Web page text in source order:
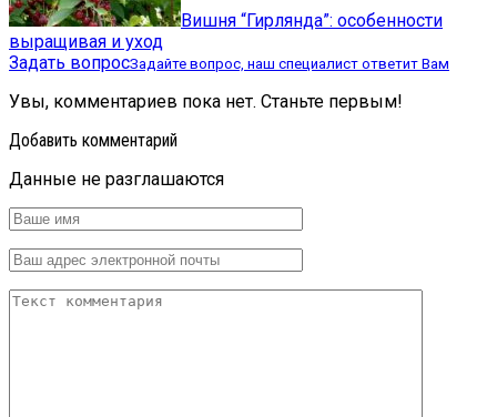
Вишня “Гирлянда”: особенности
выращивая и уход
Задать вопросЗадайте вопрос, наш специалист ответит Вам
Увы, комментариев пока нет. Станьте первым!
Добавить комментарий
Данные не разглашаются